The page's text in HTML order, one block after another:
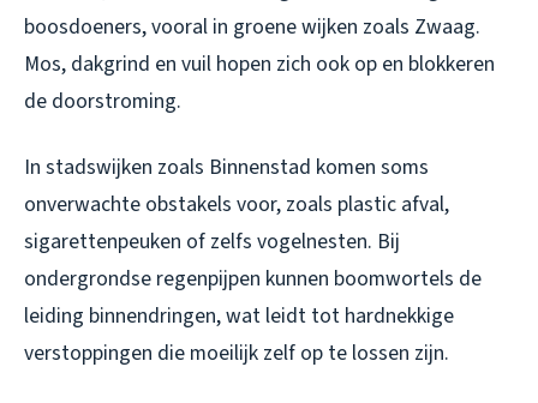
boosdoeners, vooral in groene wijken zoals Zwaag.
Mos, dakgrind en vuil hopen zich ook op en blokkeren
de doorstroming.
In stadswijken zoals Binnenstad komen soms
onverwachte obstakels voor, zoals plastic afval,
sigarettenpeuken of zelfs vogelnesten. Bij
ondergrondse regenpijpen kunnen boomwortels de
leiding binnendringen, wat leidt tot hardnekkige
verstoppingen die moeilijk zelf op te lossen zijn.